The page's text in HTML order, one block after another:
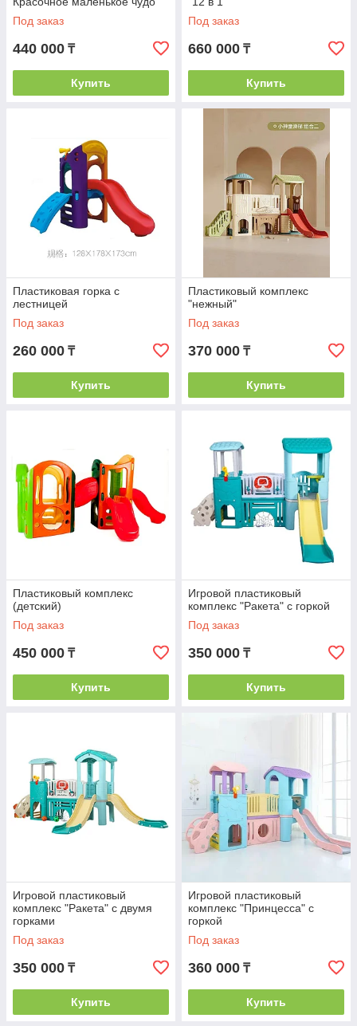
Под заказ
440 000 ₸
Купить
Под заказ
660 000 ₸
Купить
Пластиковая горка с
лестницей
Под заказ
260 000 ₸
Купить
Пластиковый комплекс
"нежный"
Под заказ
370 000 ₸
Купить
Пластиковый комплекс
(детский)
Под заказ
450 000 ₸
Купить
Игровой пластиковый
комплекс "Ракета" с горкой
Под заказ
350 000 ₸
Купить
Игровой пластиковый
комплекс "Ракета" с двумя
горками
Под заказ
350 000 ₸
Купить
Игровой пластиковый
комплекс "Принцесса" с
горкой
Под заказ
360 000 ₸
Купить